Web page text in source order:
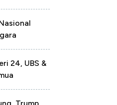
24, UBS &